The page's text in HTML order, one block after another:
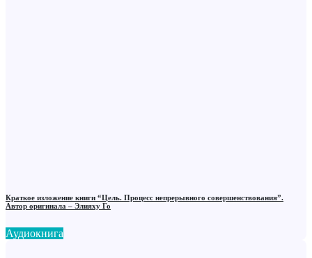
Краткое изложение книги “Цель. Процесс непрерывного совершенствования”.
Автор оригинала ‒ Элияху Го
Аудиокнига